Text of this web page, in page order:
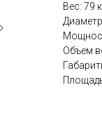
Вес: 79
Объем